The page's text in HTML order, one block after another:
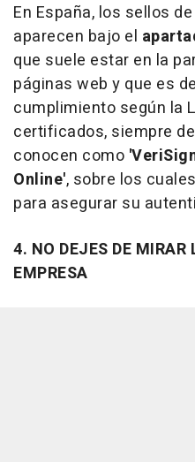
En España, los sellos
aparecen bajo el
que suele estar en la
páginas web y que es
cumplimiento según la
certificados, siempre
conocen como
Online', sobre los
para asegurar su
4. NO DEJES DE
EMPRESA